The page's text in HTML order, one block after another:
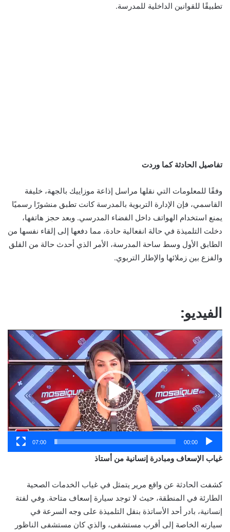
تطبيقًا للقوانين الداخلية للمدرسة.
تفاصيل الحادثة كما وردت
وفقًا للمعلومات التي نقلها مراسل إذاعة موزاييك بالجهة، خليفة
القاسمي، فإن الإدارة التربوية بالمدرسة كانت تطبق منشورًا رسميًا
يمنع استخدام الهواتف داخل الفضاء المدرسي. وبعد حجز هاتفها،
دخلت التلميذة في حالة انفعالية حادة، مما دفعها إلى إلقاء نفسها من
الطابق الأول وسط ساحة المدرسة، الأمر الذي أحدث حالة من القلق
والفزع بين زملائها والإطار التربوي.
الفيديو:
مشغل
الفيديو
00:00
07:00
غياب الإسعاف ومبادرة إنسانية من أستاذ
كشفت الحادثة عن واقع مرير يتمثل في غياب الخدمات الصحية
الطارئة في المنطقة، حيث لا توجد سيارة إسعاف متاحة. وفي لفتة
إنسانية، بادر أحد الأساتذة بنقل التلميذة على وجه السرعة في
سيارته الخاصة إلى أقرب مستشفى، والذي كان مستشفى الناظور